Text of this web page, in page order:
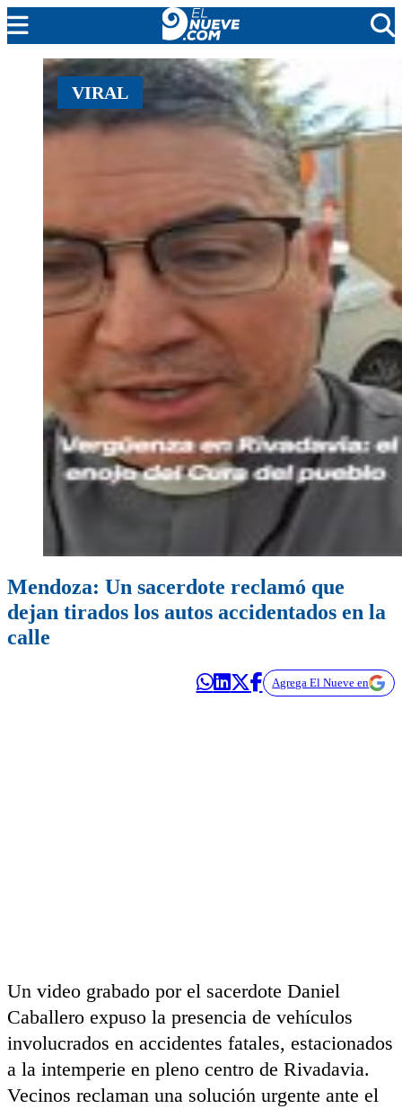
MENDOZA
CADA DÍA
ARGENTINA
PROGRAMACIÓN
EN VIVO
VIRAL
Mendoza: Un sacerdote reclamó que
dejan tirados los autos accidentados en la
calle
Agrega El Nueve en
Un video grabado por el sacerdote Daniel
Caballero expuso la presencia de vehículos
involucrados en accidentes fatales, estacionados
a la intemperie en pleno centro de Rivadavia.
Vecinos reclaman una solución urgente ante el